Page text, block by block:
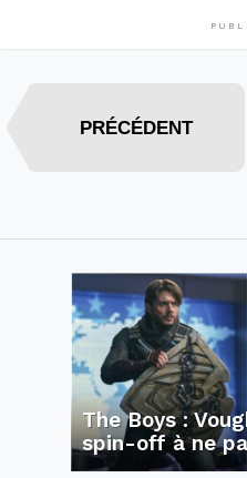
PRÉCÉDENT
The Boys :
spin-off à ne